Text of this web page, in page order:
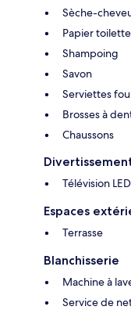
Sèche-
Papier toilette
Shampoing
Savon
Serviettes
Brosses à
Chaussons
Télévision
Espaces
Terrasse
Blanchisserie
Machine à
Service de